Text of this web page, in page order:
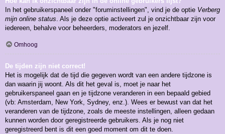
In het gebruikerspaneel onder "foruminstellingen", vind je de optie Verberg
mijn online status . Als je deze optie activeert zul je onzichtbaar zijn voor
iedereen, behalve voor beheerders, moderators en jezelf.
Omhoog
De tijden zijn niet correct!
Het is mogelijk dat de tijd die gegeven wordt van een andere tijdzone is
dan waarin jij woont. Als dit het geval is, moet je naar het
gebruikerspaneel gaan en je tijdzone veranderen in een bepaald gebied
(vb: Amsterdam, New York, Sydney, enz.). Wees er bewust van dat het
veranderen van de tijdzone, zoals de meeste instellingen, alleen gedaan
kunnen worden door geregistreerde gebruikers. Als je nog niet
geregistreerd bent is dit een goed moment om dit te doen.